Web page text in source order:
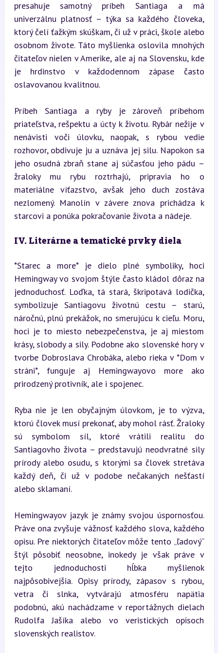
presahuje samotný príbeh Santiaga a má
univerzálnu platnosť – týka sa každého človeka,
ktorý čelí ťažkým skúškam, či už v práci, škole alebo
osobnom živote. Táto myšlienka oslovila mnohých
čitateľov nielen v Amerike, ale aj na Slovensku, kde
je hrdinstvo v každodennom zápase často
oslavovanou kvalitnou.
Príbeh Santiaga a ryby je zároveň príbehom
priateľstva, rešpektu a úcty k životu. Rybár nežije v
nenávisti voči úlovku, naopak, s rybou vedie
rozhovor, obdivuje ju a uznáva jej silu. Napokon sa
jeho osudná zbraň stane aj súčasťou jeho pádu –
žraloky mu rybu roztrhajú, pripravia ho o
materiálne víťazstvo, avšak jeho duch zostáva
nezlomený. Manolín v závere znova prichádza k
starcovi a ponúka pokračovanie života a nádeje.
IV. Literárne a tematické prvky diela
*Starec a more* je dielo plné symboliky, hoci
Hemingway vo svojom štýle často kládol dôraz na
jednoduchosť. Loďka, tá stará, škripotavá lodička,
symbolizuje Santiagovu životnú cestu – starú,
náročnú, plnú prekážok, no smerujúcu k cieľu. Moru,
hoci je to miesto nebezpečenstva, je aj miestom
krásy, slobody a sily. Podobne ako slovenské hory v
tvorbe Dobroslava Chrobáka, alebo rieka v *Dom v
stráni*, funguje aj Hemingwayovo more ako
prirodzený protivník, ale i spojenec.
Ryba nie je len obyčajným úlovkom, je to výzva,
ktorú človek musí prekonať, aby mohol rásť. Žraloky
sú symbolom síl, ktoré vrátili realitu do
Santiagovho života – predstavujú neodvratné sily
prírody alebo osudu, s ktorými sa človek stretáva
každý deň, či už v podobe nečakaných nešťastí
alebo sklamaní.
Hemingwayov jazyk je známy svojou úspornosťou.
Práve ona zvyšuje vážnosť každého slova, každého
opisu. Pre niektorých čitateľov môže tento „ľadový“
štýl pôsobiť neosobne, inokedy je však práve v
tejto jednoduchosti hĺbka myšlienok
najpôsobivejšia. Opisy prírody, zápasov s rybou,
vetra či slnka, vytvárajú atmosféru napätia
podobnú, akú nachádzame v reportážnych dielach
Rudolfa Jašíka alebo vo veristických opisoch
slovenských realistov.